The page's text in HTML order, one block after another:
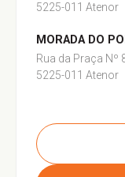
5225-011 Atenor
MORADA DO
Rua da Praça Nº
5225-011 Atenor